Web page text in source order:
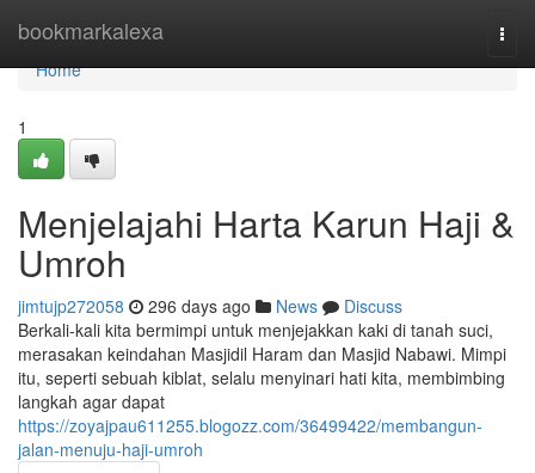
bookmarkalexa
Home
Home
1
Menjelajahi Harta Karun Haji &
Umroh
jimtujp272058 296 days ago News
Discuss
Berkali-kali kita bermimpi untuk menjejakkan kaki di tanah suci,
merasakan keindahan Masjidil Haram dan Masjid Nabawi. Mimpi
itu, seperti sebuah kiblat, selalu menyinari hati kita, membimbing
langkah agar dapat
https://zoyajpau611255.blogozz.com/36499422/membangun-
jalan-menuju-haji-umroh